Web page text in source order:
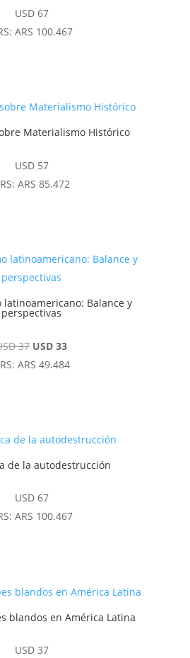
USD67
: ARS 100.467
Materialismo Histórico
USD57
: ARS 85.472
latinoamericano: Balance y
perspectivas
37 El
precio
USD 33El
precio
: ARS 49.484
de la autodestrucción
USD67
: ARS 100.467
blandos en América Latina
USD37